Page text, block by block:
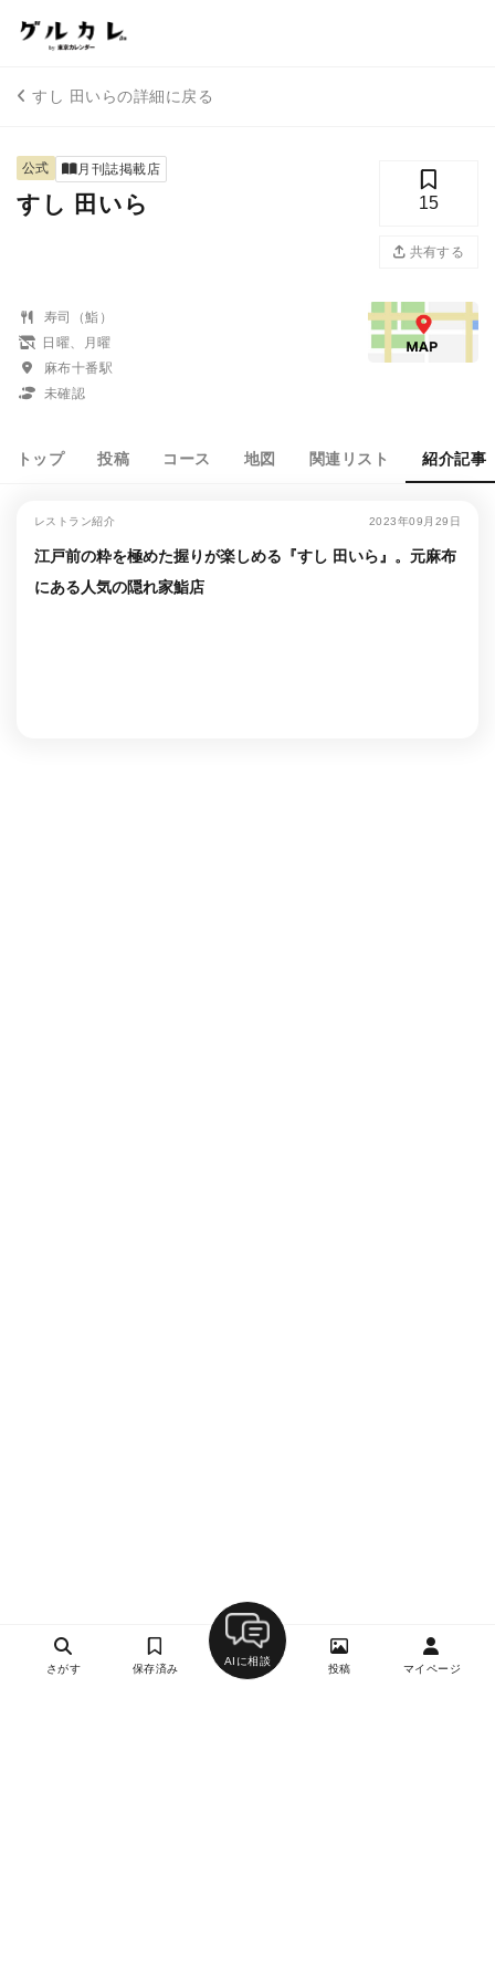
すし 田いらの詳細に戻る
公式 月刊誌掲載店
すし 田いら 15
共有する
寿司（鮨）
日曜、月曜
麻布十番駅
未確認
トップ 投稿 コース 地図 関連リスト 紹介記事
レストラン紹介 2023年09月29日
江戸前の粋を極めた握りが楽しめる『すし 田いら』。元麻布
にある人気の隠れ家鮨店
さがす 保存済み
AIに相談
投稿 マイページ